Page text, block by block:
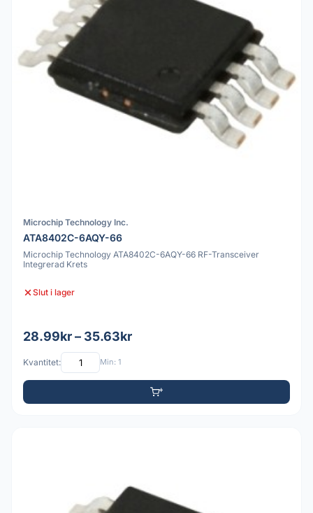
Microchip Technology Inc.
ATA8402C-6AQY-66
Microchip Technology ATA8402C-6AQY-66 RF-Transceiver
Integrerad Krets
Slut i lager
28.99kr – 35.63kr
Kvantitet: Min: 1